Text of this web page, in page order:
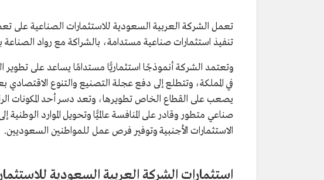
تعمل الشركة العربية السعودية للاستثمارات الصناعية على
تنفيذ استثمارات صناعية مستدامة، بالشراكة مع رواد
وتعتمد الشركة أنموذجًا استثماريًّا مستدامًا يساعد على تطوير
في المملكة، وتتطلع إلى دفع عجلة التصنيع والتنوع
صناعي متطور وقادر على المنافسة عالميًّا وتحويل الموارد
الاستثمارات الأجنبية وتوفير فرص عمل للمواطنين السعوديين.
استثمارات الشركة العربية السعودية